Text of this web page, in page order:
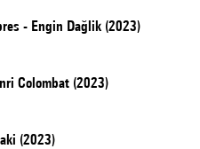
- Engin Dağlik (2023)
Colombat (2023)
(2023)